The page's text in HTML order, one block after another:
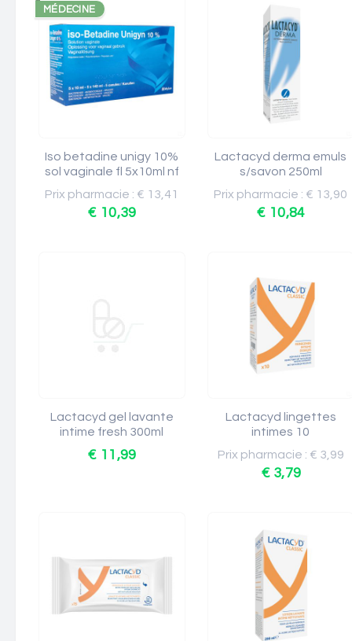
MÉDECINE
Iso betadine unigy 10%
sol vaginale fl 5x10ml nf
Prix pharmacie : € 13,41
€ 10,39
Lactacyd derma emuls
s/savon 250ml
Prix pharmacie : € 13,90
€ 10,84
Lactacyd gel lavante
intime fresh 300ml
€ 11,99
Lactacyd lingettes
intimes 10
Prix pharmacie : € 3,99
€ 3,79